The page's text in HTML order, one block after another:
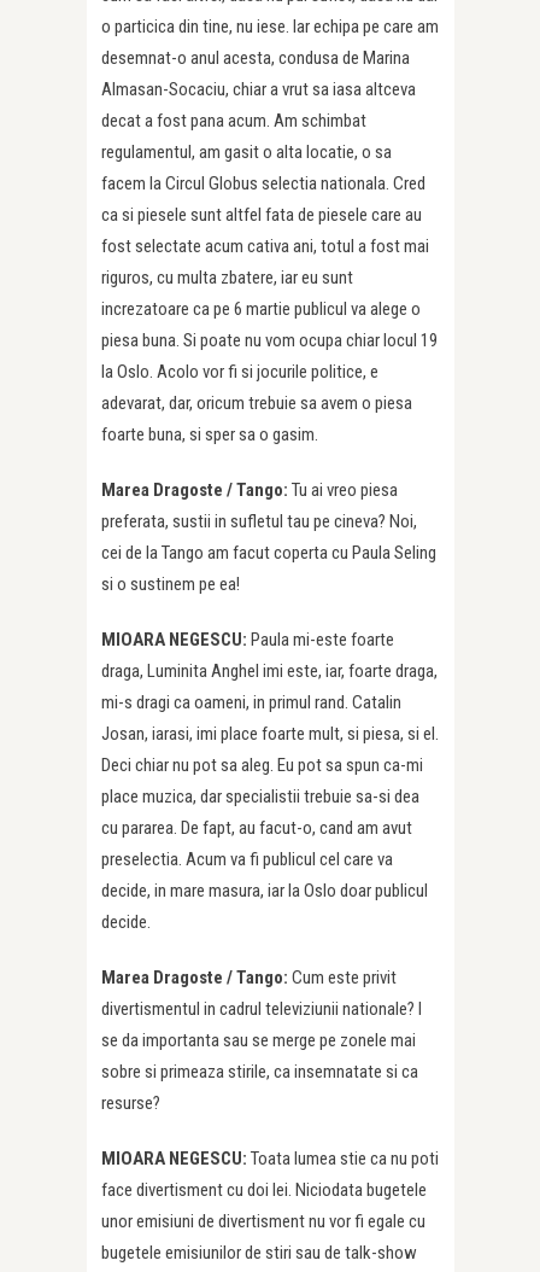
o particica din tine, nu iese. Iar echipa pe care am
desemnat-o anul acesta, condusa de Marina
Almasan-Socaciu, chiar a vrut sa iasa altceva
decat a fost pana acum. Am schimbat
regulamentul, am gasit o alta locatie, o sa
facem la Circul Globus selectia nationala. Cred
ca si piesele sunt altfel fata de piesele care au
fost selectate acum cativa ani, totul a fost mai
riguros, cu multa zbatere, iar eu sunt
increzatoare ca pe 6 martie publicul va alege o
piesa buna. Si poate nu vom ocupa chiar locul 19
la Oslo. Acolo vor fi si jocurile politice, e
adevarat, dar, oricum trebuie sa avem o piesa
foarte buna, si sper sa o gasim.
Marea Dragoste /Tango: Tu ai vreo piesa
preferata, sustii in sufletul tau pe cineva? Noi,
cei de la Tango am facut coperta cu Paula Seling
si o sustinem pe ea!
MIOARA NEGESCU: Paula mi-este foarte
draga, Luminita Anghel imi este, iar, foarte draga,
mi-s dragi ca oameni, in primul rand. Catalin
Josan, iarasi, imi place foarte mult, si piesa, si el.
Deci chiar nu pot sa aleg. Eu pot sa spun ca-mi
place muzica, dar specialistii trebuie sa-si dea
cu pararea. De fapt, au facut-o, cand am avut
preselectia. Acum va fi publicul cel care va
decide, in mare masura, iar la Oslo doar publicul
decide.
Marea Dragoste /Tango: Cum este privit
divertismentul in cadrul televiziunii nationale? I
se da importanta sau se merge pe zonele mai
sobre si primeaza stirile, ca insemnatate si ca
resurse?
MIOARA NEGESCU: Toata lumea stie ca nu poti
face divertisment cu doi lei. Niciodata bugetele
unor emisiuni de divertisment nu vor fi egale cu
bugetele emisiunilor de stiri sau de talk-show